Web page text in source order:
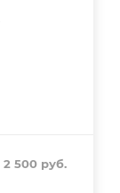
2 500 руб.